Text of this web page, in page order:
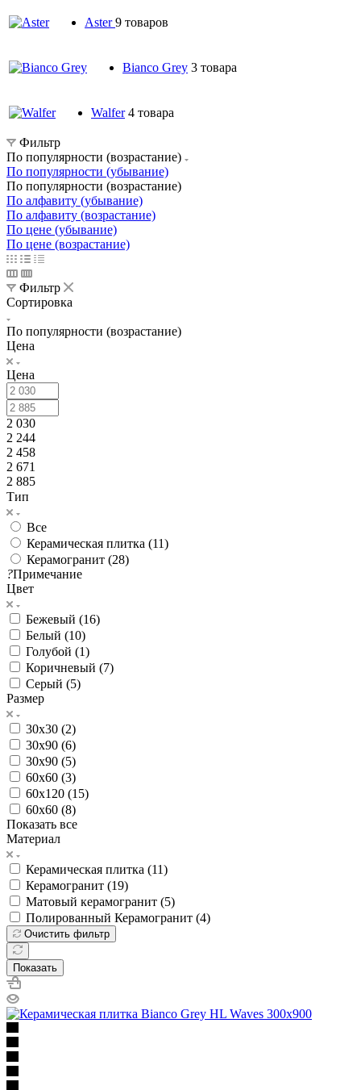
Aster9 товаров
Bianco Grey 3 товара
Walfer 4 товара
Фильтр
По популярности (возрастание)
По популярности (убывание)
По популярности (возрастание)
По алфавиту (убывание)
По алфавиту (возрастание)
По цене (убывание)
По цене (возрастание)
Фильтр
Сортировка
По популярности (возрастание)
Цена
Цена
2 030
2 244
2 458
2 671
2 885
Тип
Все
Керамическая плитка (11)
Керамогранит (28)
?Примечание
Цвет
Бежевый (16)
Белый (10)
Голубой (1)
Коричневый (7)
Серый (5)
Размер
30x30 (2)
30x90 (6)
30х90 (5)
60x60 (3)
60х120 (15)
60х60 (8)
Показать все
Материал
Керамическая плитка (11)
Керамогранит (19)
Матовый керамогранит (5)
Полированный Керамогранит (4)
Очистить фильтр
Показать